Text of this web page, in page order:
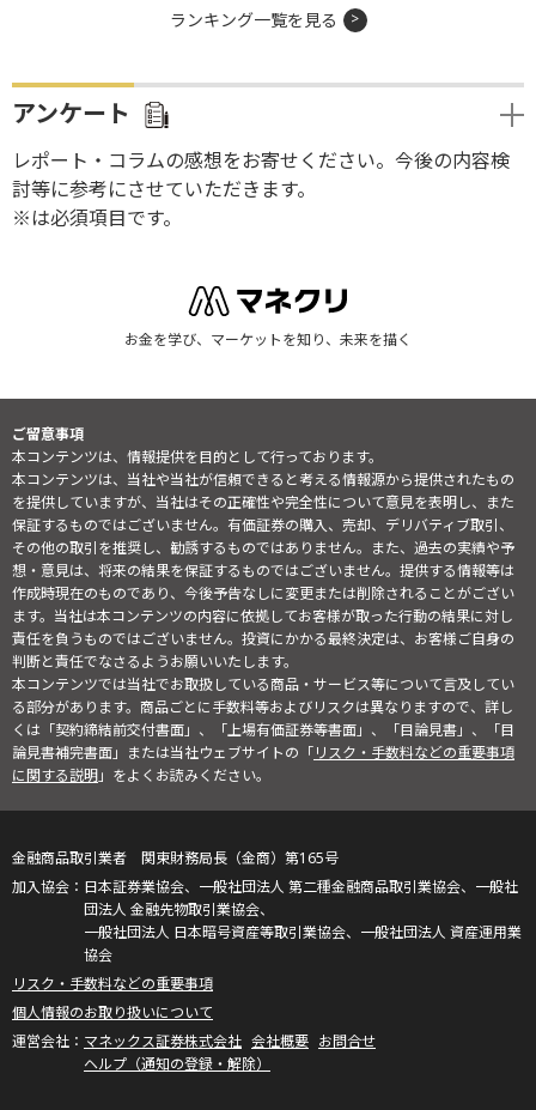
ランキング一覧を見る
アンケート
レポート・コラムの感想をお寄せください。今後の内容検
討等に参考にさせていただきます。
※は必須項目です。
お金を学び、マーケットを知り、未来を描く
ご留意事項
本コンテンツは、情報提供を目的として行っております。
本コンテンツは、当社や当社が信頼できると考える情報源から提供されたもの
を提供していますが、当社はその正確性や完全性について意見を表明し、また
保証するものではございません。有価証券の購入、売却、デリバティブ取引、
その他の取引を推奨し、勧誘するものではありません。また、過去の実績や予
想・意見は、将来の結果を保証するものではございません。提供する情報等は
作成時現在のものであり、今後予告なしに変更または削除されることがござい
ます。当社は本コンテンツの内容に依拠してお客様が取った行動の結果に対し
責任を負うものではございません。投資にかかる最終決定は、お客様ご自身の
判断と責任でなさるようお願いいたします。
本コンテンツでは当社でお取扱している商品・サービス等について言及してい
る部分があります。商品ごとに手数料等およびリスクは異なりますので、詳し
くは「契約締結前交付書面」、「上場有価証券等書面」、「目論見書」、「目
論見書補完書面」または当社ウェブサイトの「リスク・手数料などの重要事項
に関する説明」をよくお読みください。
金融商品取引業者 関東財務局長（金商）第165号
日本証券業協会、一般社団法人 第二種金融商品取引業協会、一般社
団法人 金融先物取引業協会、
一般社団法人 日本暗号資産等取引業協会、一般社団法人 資産運用業
協会
リスク・手数料などの重要事項
個人情報のお取り扱いについて
マネックス証券株式会社 会社概要 お問合せ
ヘルプ（通知の登録・解除）